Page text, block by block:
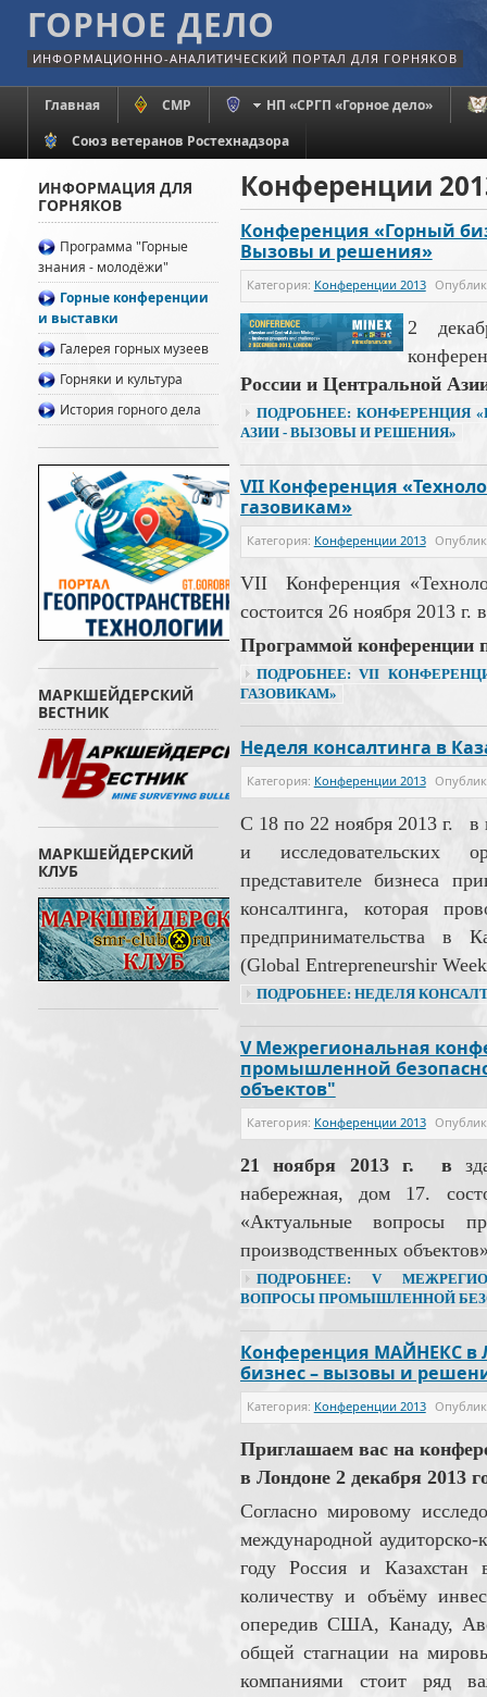
ГОРНОЕ ДЕЛО
ИНФОРМАЦИОННО-АНАЛИТИЧЕСКИЙ ПОРТАЛ ДЛЯ ГОРНЯКОВ
Главная СМР
НП «СРГП «Горное дело»
Союз ветеранов Ростехнадзора
Конференции
Конференция «Горный
Вызовы и решения»
Категория: Конференции 2013
2
России и Центральной
ПОДРОБНЕЕ: КОНФЕРЕНЦИЯ
АЗИИ - ВЫЗОВЫ И РЕШЕНИЯ»
VII Конференция
газовикам»
Категория: Конференции 2013
VII Конференция
состоится 26 ноября 2013
Программой конференции
ПОДРОБНЕЕ: VII
ГАЗОВИКАМ»
Неделя консалтинга в
Категория: Конференции 2013
С 18 по 22 ноября 2013 г.
и исследовательских
представителе бизнеса
консалтинга, которая
предпринимательства в
(Global Entrepreneurshir
ПОДРОБНЕЕ: НЕДЕЛЯ
V Межрегиональная
промышленной
объектов"
Категория: Конференции 2013
21 ноября 2013 г. в
набережная, дом 17.
«Актуальные вопросы
производственных
ПОДРОБНЕЕ: V
ВОПРОСЫ ПРОМЫШЛЕННОЙ
Конференция МАЙНЕКС в
бизнес – вызовы и
Категория: Конференции 2013
Приглашаем вас на
в Лондоне 2 декабря 2013
Согласно мировому
международной
году Россия и Казахстан
количеству и объёму
опередив США, Канаду,
общей стагнации на
компаниями стоит ряд
ИНФОРМАЦИЯ ДЛЯ
ГОРНЯКОВ
Программа "Горные
знания - молодёжи"
Горные конференции
и выставки
Галерея горных музеев
Горняки и культура
История горного дела
МАРКШЕЙДЕРСКИЙ
ВЕСТНИК
МАРКШЕЙДЕРСКИЙ
КЛУБ